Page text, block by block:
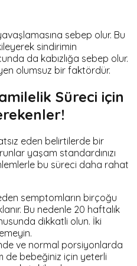
sebep olur. Bu
sindirimin
da kabızlığa sebep olur.
olumsuz bir faktördür.
Süreci için
eden belirtilerde bir
yaşam standardınızı
bu süreci daha rahat
semptomların birçoğu
Bu nedenle 20 haftalık
dikkatli olun. İki
ve normal porsiyonlarda
de bebeğiniz için yeterli